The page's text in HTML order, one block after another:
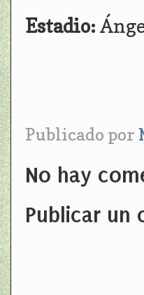
Estadio:
Publicado por
No hay
Publicar un